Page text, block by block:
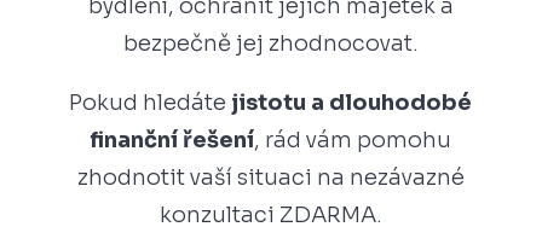
bydlení, ochránit jejich majetek a
bezpečně jej zhodnocovat.
Pokud hledáte jistotu a dlouhodobé
finanční řešení, rád vám pomohu
zhodnotit vaší situaci na nezávazné
konzultaci ZDARMA.